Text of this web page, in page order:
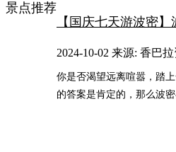
景点推荐
【国庆七天游波密
2024-10-02 来源: 香巴
你是否渴望远离喧嚣，踏
的答案是肯定的，那么波